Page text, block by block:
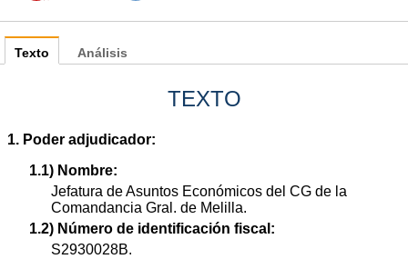
Texto
TEXTO
1. Poder adjudicador:
1.1) Nombre:
Jefatura de Asuntos Económicos del CG de la
Comandancia Gral. de Melilla.
1.2) Número de identificación fiscal:
S2930028B.
Análisis